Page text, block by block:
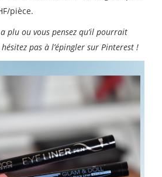
pièce.
plu ou vous pensez qu’il pourrait
pas à l’épingler sur Pinterest !